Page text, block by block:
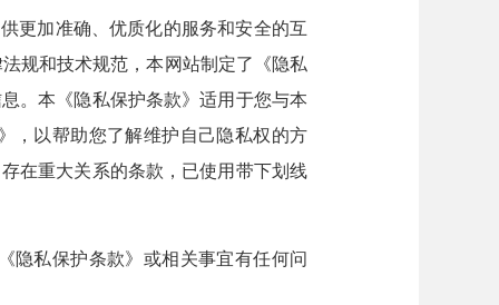
更加准确、优质化的服务和安全的互
规和技术规范，本网站制定了《隐私
。本《隐私保护条款》适用于您与本
，以帮助您了解维护自己隐私权的方
在重大关系的条款，已使用带下划线
私保护条款》或相关事宜有任何问